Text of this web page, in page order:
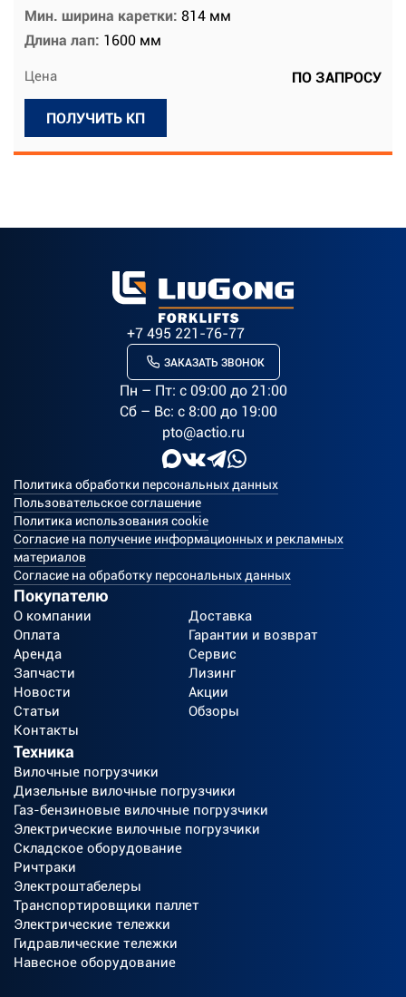
Мин. ширина каретки: 814 мм
Длина лап: 1600 мм
Цена ПО ЗАПРОСУ
ПОЛУЧИТЬ КП
+7 495 221-76-77
ЗАКАЗАТЬ ЗВОНОК
Пн – Пт: c 09:00 до 21:00
Сб – Вс: с 8:00 до 19:00
pto@actio.ru
Политика обработки персональных данных
Пользовательское соглашение
Политика использования cookie
Согласие на получение информационных и рекламных
материалов
Согласие на обработку персональных данных
Покупателю
О компании
Доставка
Оплата
Гарантии и возврат
Аренда
Сервис
Запчасти
Лизинг
Новости
Акции
Статьи
Обзоры
Контакты
Техника
Вилочные погрузчики
Дизельные вилочные погрузчики
Газ-бензиновые вилочные погрузчики
Электрические вилочные погрузчики
Складское оборудование
Ричтраки
Электроштабелеры
Транспортировщики паллет
Электрические тележки
Гидравлические тележки
Навесное оборудование